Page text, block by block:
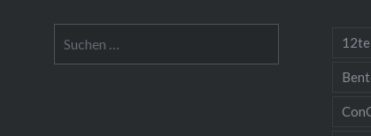
nach: